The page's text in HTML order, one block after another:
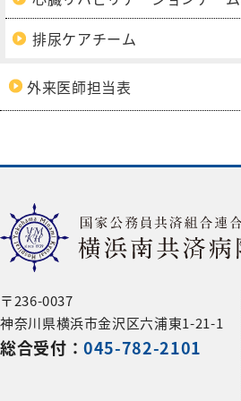
排尿ケアチーム
外来医師担当表
〒236-0037
神奈川県横浜市金沢区六浦東1-21-1
総合受付：045-782-2101